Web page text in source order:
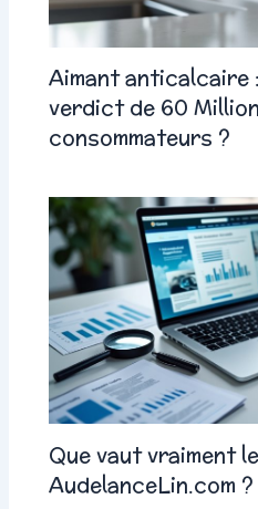
Aimant anticalcaire
verdict de 60
consommateurs ?
Que vaut vraiment
AudelanceLin.com ?